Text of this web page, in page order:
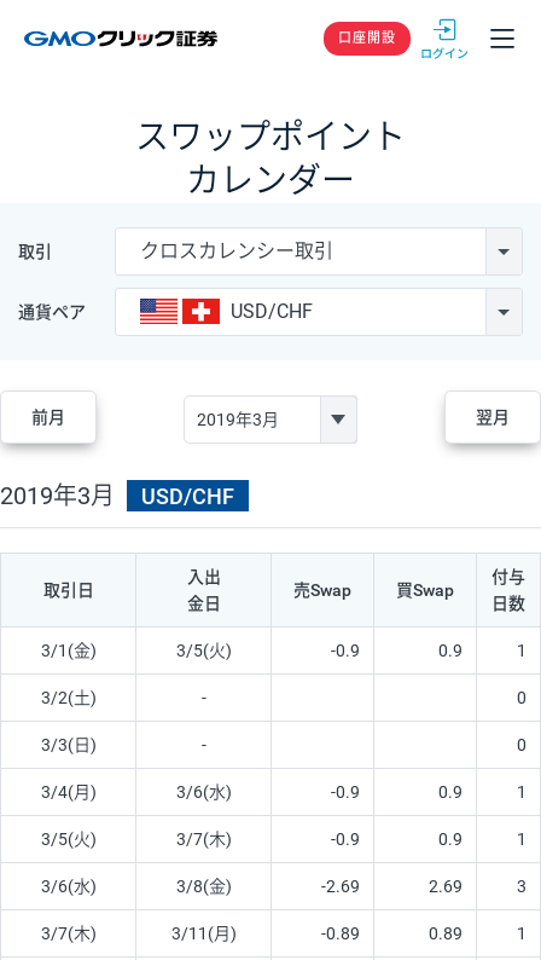
GMOクリック
口座開設
スワップポイント
カレンダー
取引 クロスカレンシー取引
通貨ペア USD/CHF
前月 翌月
2019年3月 USD/CHF
取引日
入出
金日
売Swap 買Swap
付与
日数
3/1(金) 3/5(火) -0.9 0.9 1
3/2(土) - 0
3/3(日) - 0
3/4(月) 3/6(水) -0.9 0.9 1
3/5(火) 3/7(木) -0.9 0.9 1
3/6(水) 3/8(金) -2.69 2.69 3
3/7(木) 3/11(月) -0.89 0.89 1